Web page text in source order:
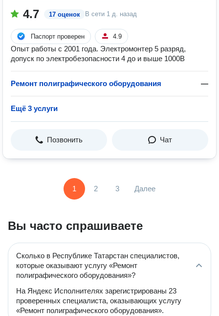
4.7 17 оценок В сети 1 д. назад
Паспорт проверен 4.9
Опыт работы с 2001 года. Электромонтер 5 разряд,
допуск по электробезопасности 4 до и выше 1000В
Ремонт полиграфического оборудования —
Ещё 3 услуги
Позвонить Чат
1 2 3 Далее
Вы часто спрашиваете
Сколько в Республике Татарстан специалистов,
которые оказывают услугу «Ремонт
полиграфического оборудования»?
На Яндекс Исполнителях зарегистрированы 23
проверенных специалиста, оказывающих услугу
«Ремонт полиграфического оборудования».